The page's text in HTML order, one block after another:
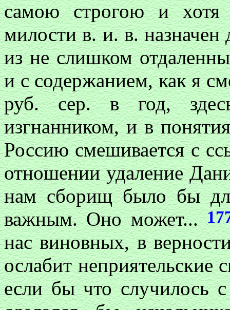
самою строгою и
милости в. и. в.
из не слишком
и с содержанием, как я
руб. сер. в год,
изгнанником, и в
Россию смешивается с
отношении удаление
нам сборищ было бы
важным. Оно может...
нас виновных, в
ослабит
если бы что случилось